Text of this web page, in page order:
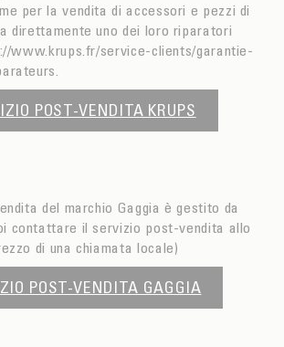
per la vendita di accessori e pezzi di
direttamente uno dei loro riparatori
www.krups.fr/service-clients/garantie-
POST-VENDITA KRUPS
del marchio Gaggia è gestito da
contattare il servizio post-vendita allo
di una chiamata locale)
POST-VENDITA GAGGIA